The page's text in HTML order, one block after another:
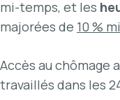
mi-temps, et les
majorées de 10 %
Accès au chômage
travaillés dans les